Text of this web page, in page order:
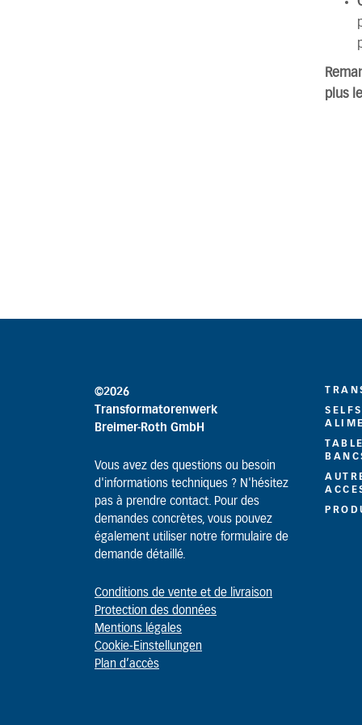
plus
©2026
Transformatorenwerk
Breimer-Roth GmbH
Vous avez des questions ou besoin
d'informations techniques ? N'hésitez
pas à prendre contact. Pour des
demandes concrètes, vous pouvez
également utiliser notre formulaire de
demande détaillé.
Conditions de vente et de livraison
Protection des données
Mentions légales
Cookie-Einstellungen
Plan d’accès